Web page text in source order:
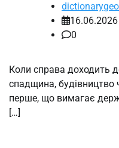
dictionarygeo
16.06.2026
0
Коли справа доходить
спадщина, будівництво
перше, що вимагає
[…]